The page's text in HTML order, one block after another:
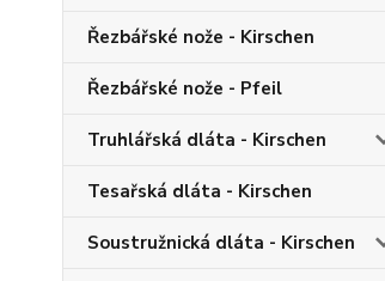
Řezbářské nože - Kirschen
Řezbářské nože - Pfeil
Truhlářská dláta - Kirschen
Tesařská dláta - Kirschen
Soustružnická dláta - Kirschen